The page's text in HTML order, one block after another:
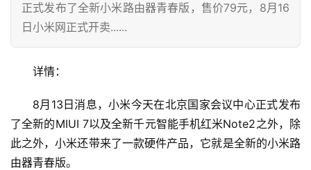
正式发布了全新小米路由器青春版，售价79元，8月16
日小米网正式开卖......
详情：
8月13日消息，小米今天在北京国家会议中心正式发布
了全新的MIUI 7以及全新千元智能手机红米Note2之外，除
此之外，小米还带来了一款硬件产品，它就是全新的小米路
由器青春版。